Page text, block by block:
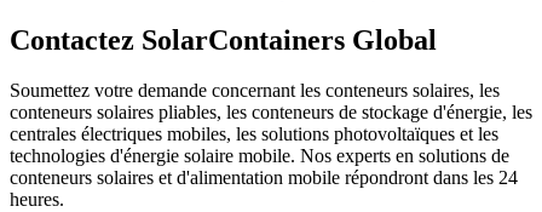
Contactez SolarContainers Global
Soumettez votre demande concernant les conteneurs solaires, les
conteneurs solaires pliables, les conteneurs de stockage d'énergie, les
centrales électriques mobiles, les solutions photovoltaïques et les
technologies d'énergie solaire mobile. Nos experts en solutions de
conteneurs solaires et d'alimentation mobile répondront dans les 24
heures.